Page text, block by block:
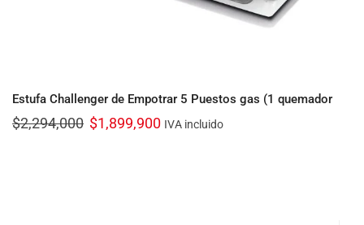
Estufa Challenger de Empotrar 5 Puestos gas (1 quemador
wok) de 86x 51 cm inox
$2,294,000 $1,899,900 IVA incluido